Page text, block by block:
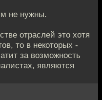
не нужны.
отраслей это хотя
то в некоторых -
за возможность
являются